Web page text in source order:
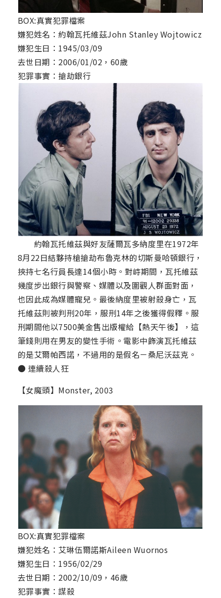
BOX:真實犯罪檔案
嫌犯姓名：約翰瓦托維茲John Stanley Wojtowicz
嫌犯生日：1945/03/09
去世日期：2006/01/02，60歲
犯罪事實：搶劫銀行
約翰瓦托維茲與好友薩爾瓦多納度里在1972年
8月22日結夥持槍搶劫布魯克林的切斯曼哈頓銀行，
挾持七名行員長達14個小時。對峙期間，瓦托維茲
幾度步出銀行與警察、媒體以及圍觀人群面對面，
也因此成為媒體寵兒。最後納度里被射殺身亡，瓦
托維茲則被判刑20年，服刑14年之後獲得假釋。服
刑期間他以7500美金售出版權給【熱天午後】，這
筆錢則用在男友的變性手術。電影中飾演瓦托維茲
的是艾爾帕西諾，不過用的是假名－桑尼沃茲克。
● 連續殺人狂
【女魔頭】Monster, 2003
BOX:真實犯罪檔案
嫌犯姓名：艾琳伍爾諾斯Aileen Wuornos
嫌犯生日：1956/02/29
去世日期：2002/10/09，46歲
犯罪事實：謀殺